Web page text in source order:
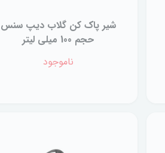
شیر پاک کن گلاب دیپ سنس
حجم 100 میلی لیتر
ناموجود